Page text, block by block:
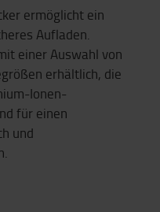
ermöglicht ein
Aufladen.
einer Auswahl von
erhältlich, die
Ionen-
für einen
und